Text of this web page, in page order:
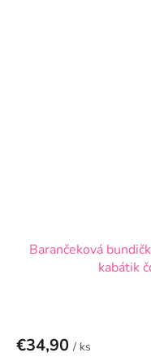
Barančeková
kabátik
€34,90 / ks